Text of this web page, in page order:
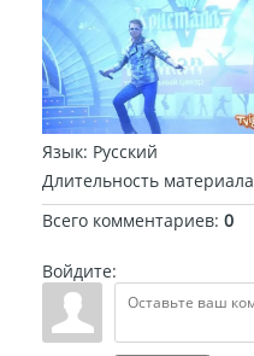
Язык: Русский
Длительность материала
Всего комментариев: 0
Войдите: